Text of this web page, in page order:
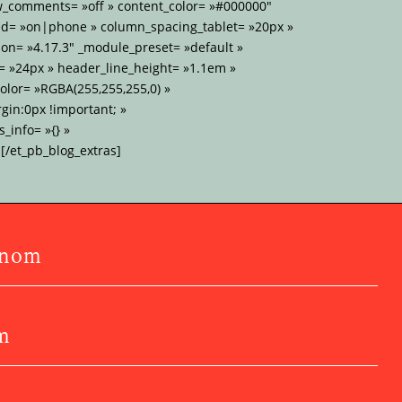
»off » content_color= »#000000″
»on|phone » column_spacing_tablet= »20px »
»4.17.3″ _module_preset= »default »
» header_line_height= »1.1em »
»RGBA(255,255,255,0) »
!important; »
»{} »
et_pb_blog_extras]